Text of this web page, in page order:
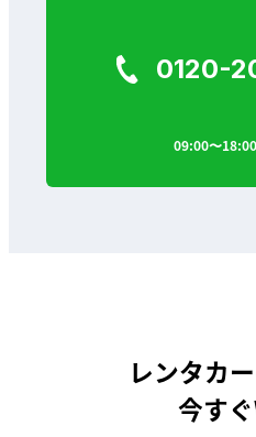
0120-
09:00〜18:00
レンタカ
今す